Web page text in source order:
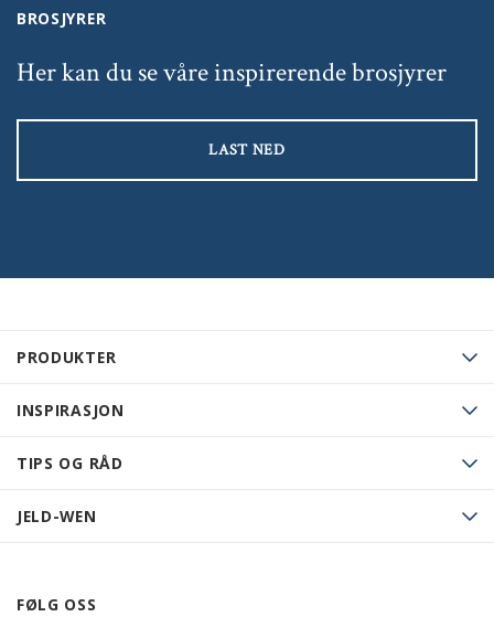
PRODUKTER
INSPIRASJON
TIPS OG RÅD
JELD-WEN
FØLG OSS
BROSJYRER
Her kan du se våre inspirerende brosjyrer
LAST NED